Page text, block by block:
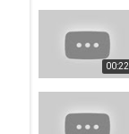
00:22